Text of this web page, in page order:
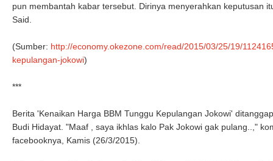
pun membantah kabar tersebut. Dirinya menyerahkan keputusan
Said.
(Sumber: http://economy.okezone.com/read/2015/03/25/19/
kepulangan-jokowi)
***
Berita 'Kenaikan Harga BBM Tunggu Kepulangan Jokowi'
Budi Hidayat. "Maaf , saya ikhlas kalo Pak Jokowi gak pulang..,"
facebooknya, Kamis (26/3/2015).